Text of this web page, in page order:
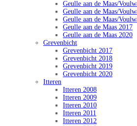
Geulle aan de Maas/
Geulle aan de Maas/
Geulle aan de Maas/
Geulle aan de Maas 2017
Geulle aan de Maas 2020
Grevenbicht
Grevenbicht 2017
Grevenbicht 2018
Grevenbicht 2019
Grevenbicht 2020
Itteren
Itteren 2008
Itteren 2009
Itteren 2010
Itteren 2011
Itteren 2012